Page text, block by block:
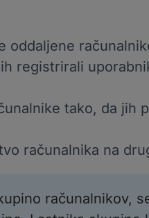
oddaljene
registrirali
tako, da jih
računalnika na
računalnikov,